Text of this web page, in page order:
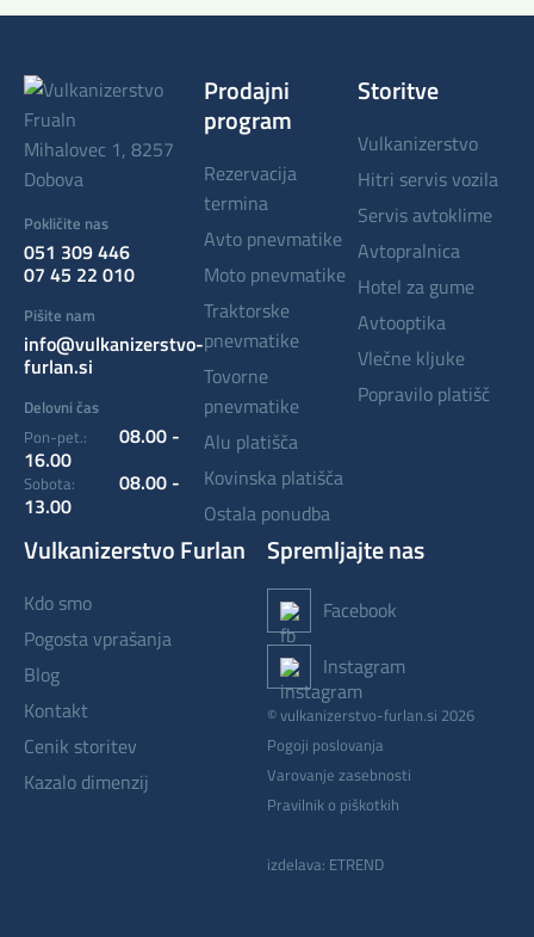
Mihalovec 1, 8257
Dobova
Pokličite nas
051 309 446
07 45 22 010
Pišite nam
info@vulkanizerstvo-
furlan.si
Delovni čas
Pon-pet.:
08.00 -
16.00
Sobota:
08.00 -
13.00
Prodajni
program
rezervacija
termina
avto pnevmatike
moto pnevmatike
traktorske
pnevmatike
tovorne
pnevmatike
alu platišča
kovinska platišča
ostala ponudba
Storitve
vulkanizerstvo
hitri servis vozila
servis avtoklime
avtopralnica
hotel za gume
avtooptika
vlečne kljuke
popravilo platišč
Vulkanizerstvo Furlan
kdo smo
pogosta vprašanja
blog
kontakt
cenik storitev
kazalo dimenzij
Spremljajte nas
Facebook
Instagram
© vulkanizerstvo-furlan.si 2026
Pogoji poslovanja
Varovanje zasebnosti
Pravilnik o piškotkih
izdelava: ETREND